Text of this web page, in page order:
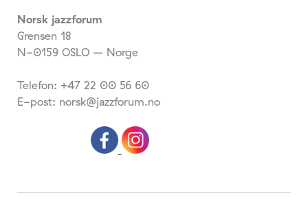
Norsk jazzforum
Grensen 18
N-0159 OSLO – Norge
Telefon: +47 22 00 56 60
E-post: norsk@jazzforum.no